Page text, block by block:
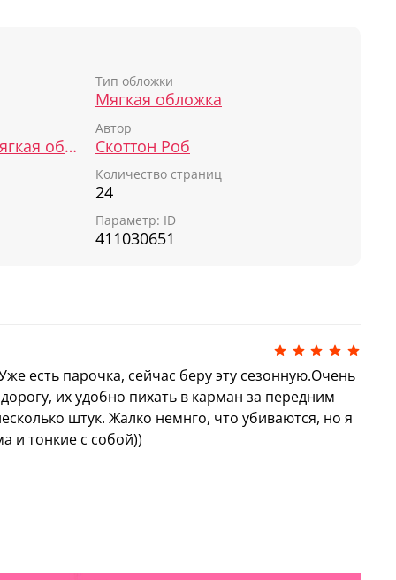
доставить домой!
Шмяк и большая тыква» идеально
смешная история не даст ребенку
текста не успеют утомить, а по
пересказать сюжет от начала до конца.
героем!
а значит, ее можно:
или в гости: она без труда уместится
для самостоятельного изучения: ее удобно
ручках, а к тому же можно гнуть в
известных английских художников.
всем мире, а книги издаются
Тип обложки
Мягкая обложка
Книжки-картинки (мягкая обложка)
Автор
Скоттон Роб
Количество страниц
24
Параметр: ID
411030651
есть парочка, сейчас беру эту сезонную.Очень
их удобно пихать в карман за передним
штук. Жалко немнго, что убиваются, но я
и тонкие с собой))